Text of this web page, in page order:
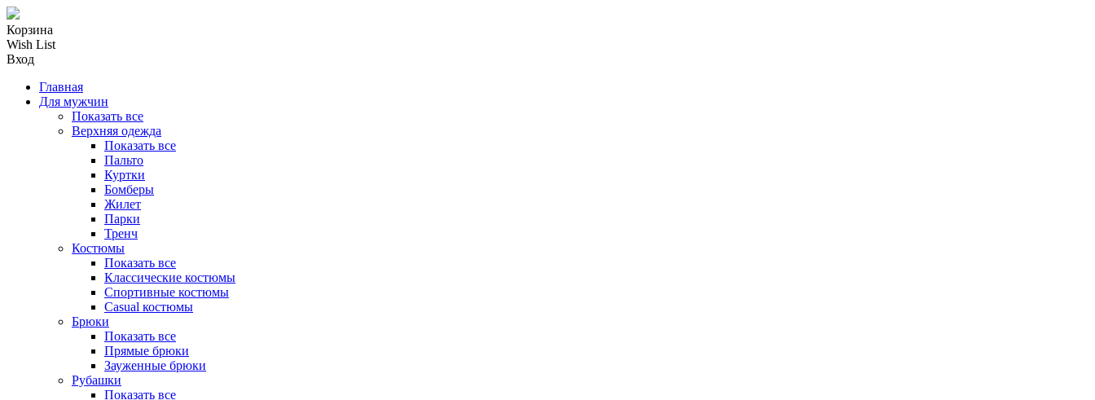
Корзина
Wish List
Вход
Главная
Для мужчин
Показать все
Верхняя одежда
Показать все
Пальто
Куртки
Бомберы
Жилет
Парки
Тренч
Костюмы
Показать все
Классические костюмы
Спортивные костюмы
Casual костюмы
Брюки
Показать все
Прямые брюки
Зауженные брюки
Рубашки
Показать все